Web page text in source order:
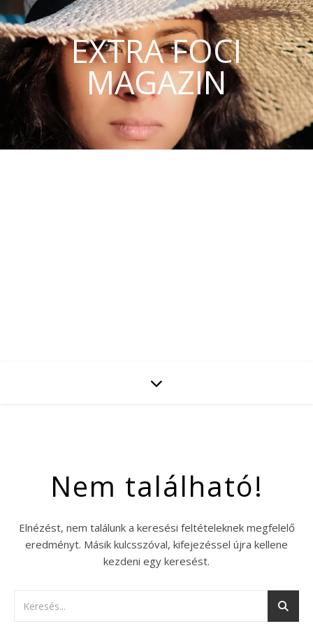
EXTRA FOCI
MAGAZIN
Nem található!
Elnézést, nem találunk a keresési feltételeknek megfelelő
eredményt. Másik kulcsszóval, kifejezéssel újra kellene
kezdeni egy keresést.